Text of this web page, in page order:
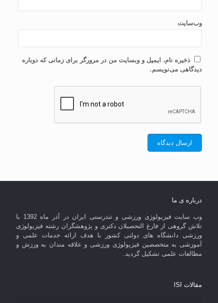
وب‌سایت
ذخیره نام، ایمیل و وبسایت من در مرورگر برای زمانی که دوباره
دیدگاهی می‌نویسم.
درباره ی ما
وب سایت فیزیولوژی ورزشی و تندرستی ایران در آذر ماه 1392 با
تلاش گروهی از فارغ التحصیلان دکتری و پژوهشگران رشته فیزیولوژی
ورزشی دانشگاه های دولتی کشور با هدف ارائه خدمات علمی و
آموزشی به متخصصین فیزیولوژی ورزشی و علاقه مندان به ورزش و
مطالعات علمی تشکیل گردید.
مقالات ISI